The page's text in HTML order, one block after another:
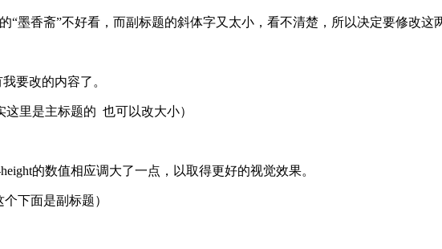
墨香斋”不好看，而副标题的斜体字又太小，看不清楚，所以决定要修改这
我要改的内容了。
里是主标题的 也可以改大小）
的数值相应调大了一点，以取得更好的视觉效果。
下面是副标题）